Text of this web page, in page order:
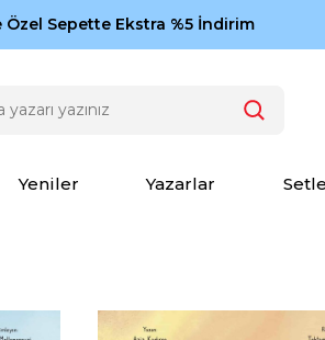
Ketebe'de: Cengiz Aytmatov
Özel Sepette Ekstra %5 İndirim
Yeniler Yazarlar